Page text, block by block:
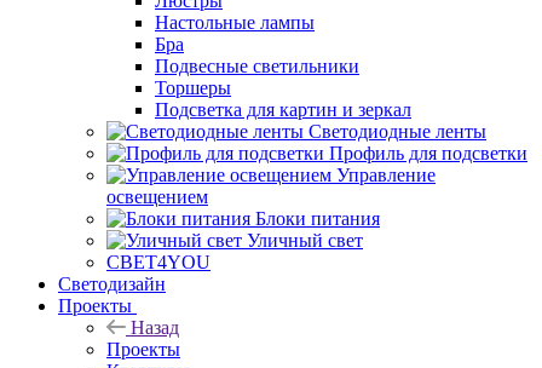
Настольные лампы
Бра
Подвесные светильники
Торшеры
Подсветка для картин и зеркал
Светодиодные ленты
Профиль для подсветки
Управление
освещением
Блоки питания
Уличный свет
СВЕТ4YOU
Светодизайн
Проекты
Назад
Проекты